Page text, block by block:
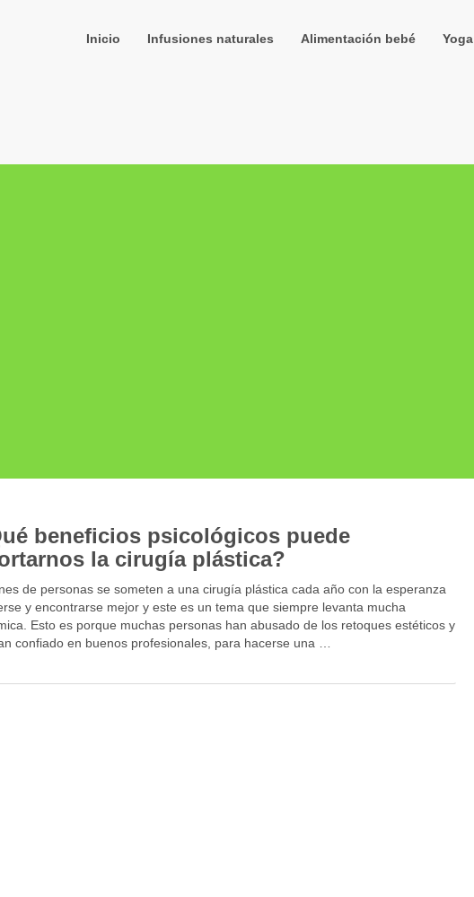
Inicio Infusiones naturales Alimentación bebé Yoga
beneficios psicológicos puede
la cirugía plástica?
de personas se someten a una cirugía plástica cada año con la esperanza
y encontrarse mejor y este es un tema que siempre levanta mucha
Esto es porque muchas personas han abusado de los retoques estéticos y
confiado en buenos profesionales, para hacerse una …